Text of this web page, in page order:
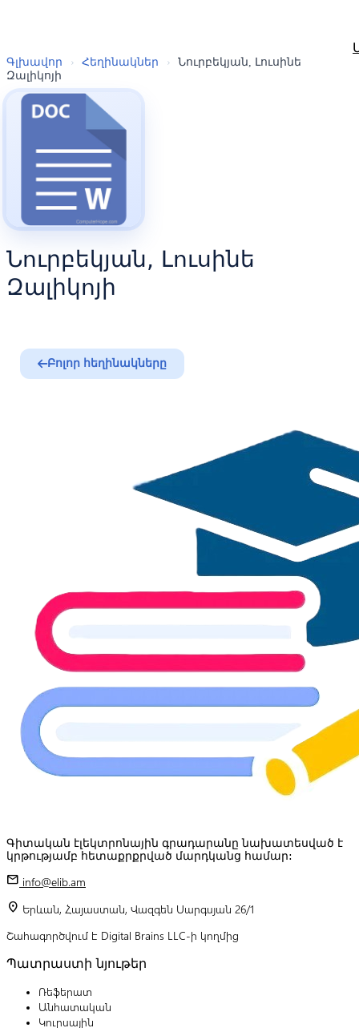
Գլխավոր › Հեղինակներ ›
Նուրբեկյան, Լուսինե
Զալիկոյի
Նուրբեկյան, Լուսինե
Զալիկոյի
Բոլոր հեղինակները
Գիտական էլեկտրոնային գրադարանը նախատեսված է
կրթությամբ հետաքրքրված մարդկանց համար:
mail info@elib.am
location_on Երևան, Հայաստան, Վազգեն Սարգսյան 26/1
Շահագործվում է Digital Brains LLC-ի կողմից
Պատրաստի նյութեր
Ռեֆերատ
Անհատական
Կուրսային